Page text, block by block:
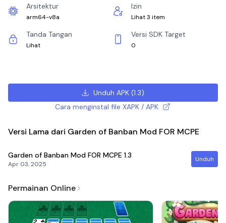
Arsitektur
arm64-v8a
Izin
Lihat 3 item
Tanda Tangan
Lihat
Versi SDK Target
0
Unduh APK (1.3)
Cara menginstal file XAPK / APK
Versi Lama dari Garden of Banban Mod FOR MCPE
Garden of Banban Mod FOR MCPE 1.3
Apr 03, 2025
Unduh
Permainan Online